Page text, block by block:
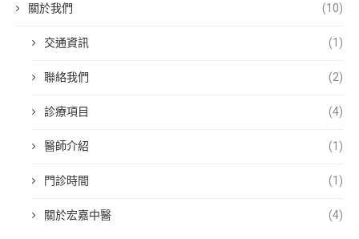
關於我們 (10)
交通資訊 (1)
聯絡我們 (2)
診療項目 (4)
醫師介紹 (1)
門診時間 (1)
關於宏嘉中醫 (4)